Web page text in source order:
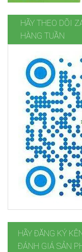
HÃY THEO DÕI
HÀNG TUẦN
HÃY ĐĂNG KÝ
ĐÁNH GIÁ SẢN